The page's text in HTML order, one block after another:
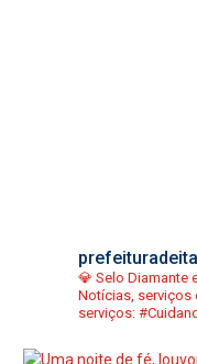
💎 Selo Diamante
Notícias, serviços
serviços: